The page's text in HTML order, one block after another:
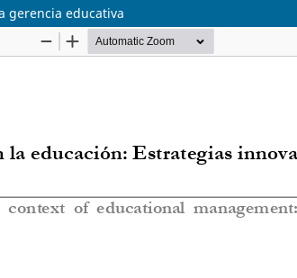
gerencia educativa